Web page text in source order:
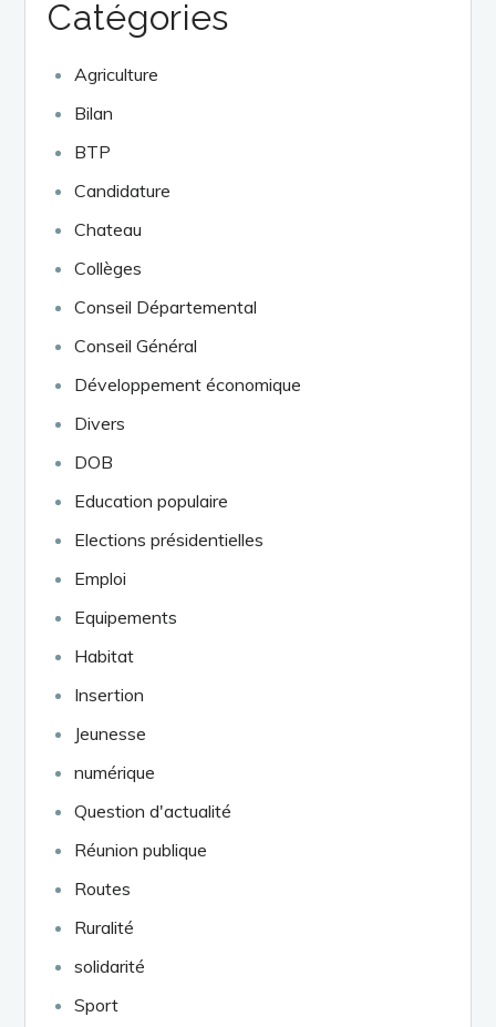
Catégories
Agriculture
Bilan
BTP
Candidature
Chateau
Collèges
Conseil Départemental
Conseil Général
Développement économique
Divers
DOB
Education populaire
Elections présidentielles
Emploi
Equipements
Habitat
Insertion
Jeunesse
numérique
Question d'actualité
Réunion publique
Routes
Ruralité
solidarité
Sport